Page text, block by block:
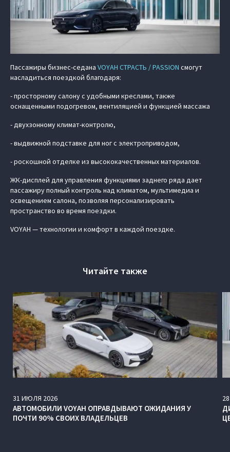
Пассажиры бизнес-седана VOYAH СТРАСТЬ / PASSION смогут
насладиться поездкой благодаря:
- просторному салону с удобными креслами, также
оснащенными подогревом, вентиляцией и функцией массажа
- двухзонному климат-контролю,
- выдвижной подставке для ног с электроприводом,
- роскошной отделке из высококачественных материалов.
ЖК-дисплей для управления функциями заднего ряда дает
пассажиру полный контроль над климатом, мультимедиа и
освещением салона, позволяя персонализировать
пространство во время поездки.
VOYAH — технологии и комфорт в каждой поездке.
Читайте также
31 ИЮЛЯ 2026
АВТОМОБИЛИ VOYAH ОПРАВДЫВАЮТ ОЖИДАНИЯ У
ПОЧТИ 90% СВОИХ ВЛАДЕЛЬЦЕВ
28